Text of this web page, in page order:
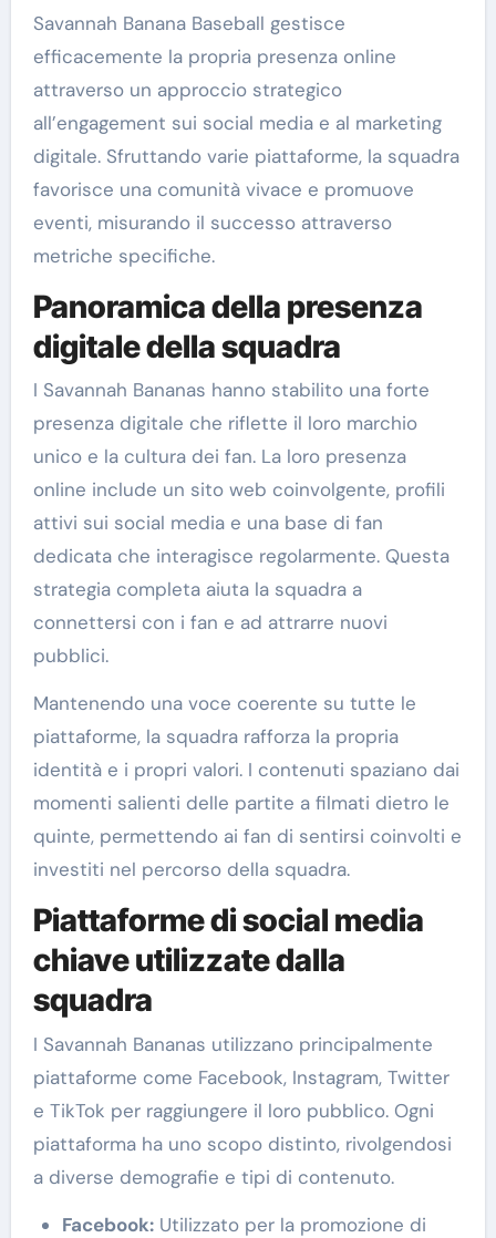
Savannah Banana Baseball gestisce
efficacemente la propria presenza online
attraverso un approccio strategico
all’engagement sui social media e al marketing
digitale. Sfruttando varie piattaforme, la squadra
favorisce una comunità vivace e promuove
eventi, misurando il successo attraverso
metriche specifiche.
Panoramica della presenza
digitale della squadra
I Savannah Bananas hanno stabilito una forte
presenza digitale che riflette il loro marchio
unico e la cultura dei fan. La loro presenza
online include un sito web coinvolgente, profili
attivi sui social media e una base di fan
dedicata che interagisce regolarmente. Questa
strategia completa aiuta la squadra a
connettersi con i fan e ad attrarre nuovi
pubblici.
Mantenendo una voce coerente su tutte le
piattaforme, la squadra rafforza la propria
identità e i propri valori. I contenuti spaziano dai
momenti salienti delle partite a filmati dietro le
quinte, permettendo ai fan di sentirsi coinvolti e
investiti nel percorso della squadra.
Piattaforme di social media
chiave utilizzate dalla
squadra
I Savannah Bananas utilizzano principalmente
piattaforme come Facebook, Instagram, Twitter
e TikTok per raggiungere il loro pubblico. Ogni
piattaforma ha uno scopo distinto, rivolgendosi
a diverse demografie e tipi di contenuto.
Facebook:Utilizzato per la promozione di